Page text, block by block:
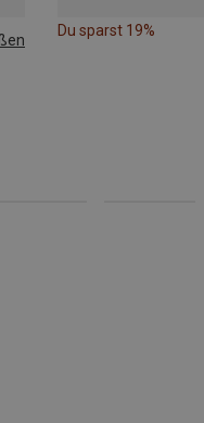
Du sparst 19%